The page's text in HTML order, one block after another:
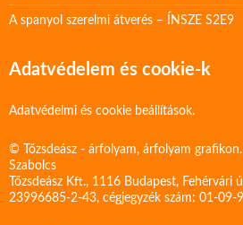
A spanyol szerelmi átverés – ÍNSZE S2E9
Adatvédelem és cookie-k
Adatvédelmi és cookie beállítások.
© Tőzsdeász - árfolyam, árfolyam
Szabolcs
Tőzsdeász Kft., 1116 Budapest, Fehérvári
23996685-2-43, cégjegyzék szám: 01-09-